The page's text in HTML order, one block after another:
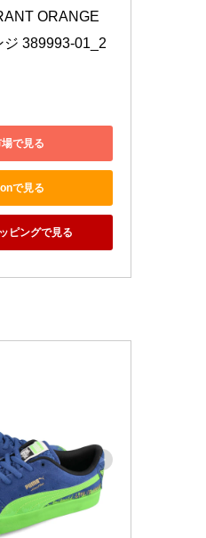
ORANGE
ジ 389993-01_2
で見る
で見る
ピングで見る